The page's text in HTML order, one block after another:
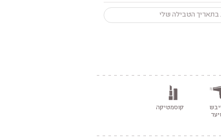
בתאריך הטבילה שלי
קוסמטיקה